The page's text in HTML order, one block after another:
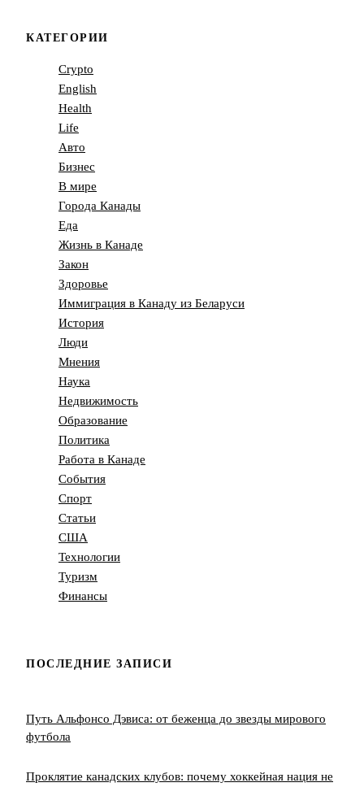
КАТЕГОРИИ
Crypto
English
Health
Life
Авто
Бизнес
В мире
Города Канады
Еда
Жизнь в Канаде
Закон
Здоровье
Иммиграция в Канаду из Беларуси
История
Люди
Мнения
Наука
Недвижимость
Образование
Политика
Работа в Канаде
События
Спорт
Статьи
США
Технологии
Туризм
Финансы
ПОСЛЕДНИЕ ЗАПИСИ
Путь Альфонсо Дэвиса: от беженца до звезды мирового
футбола
Проклятие канадских клубов: почему хоккейная нация не